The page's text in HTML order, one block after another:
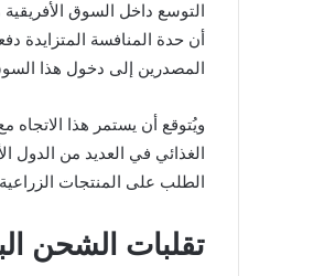
التوسع داخل السوق الأفريقية
أن حدة المنافسة المتزايدة
المصدرين إلى دخول هذا
ويُتوقع أن يستمر هذا الاتجاه
الغذائي في العديد من الدول
الطلب على المنتجات
تقلبات الشحن